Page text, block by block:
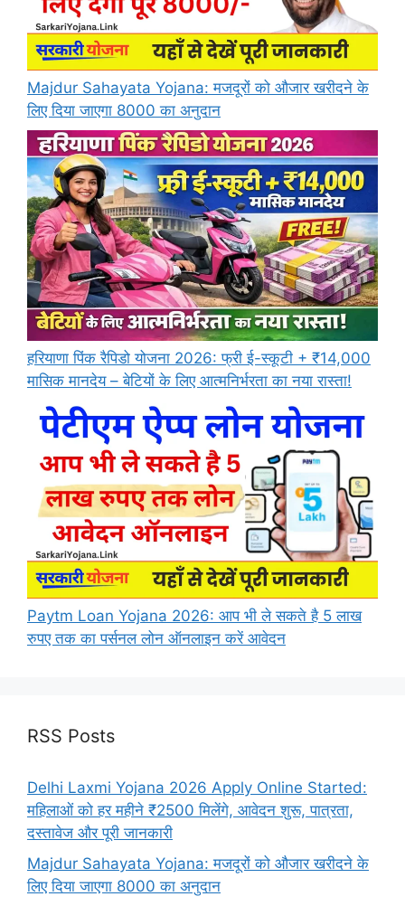
Majdur Sahayata Yojana: मजदूरों को औजार खरीदने के
लिए दिया जाएगा 8000 का अनुदान
हरियाणा पिंक रैपिडो योजना 2026: फ्री ई-स्कूटी + ₹14,000
मासिक मानदेय – बेटियों के लिए आत्मनिर्भरता का नया रास्ता!
Paytm Loan Yojana 2026: आप भी ले सकते है 5 लाख
रुपए तक का पर्सनल लोन ऑनलाइन करें आवेदन
RSS Posts
Delhi Laxmi Yojana 2026 Apply Online Started:
महिलाओं को हर महीने ₹2500 मिलेंगे, आवेदन शुरू, पात्रता,
दस्तावेज और पूरी जानकारी
Majdur Sahayata Yojana: मजदूरों को औजार खरीदने के
लिए दिया जाएगा 8000 का अनुदान